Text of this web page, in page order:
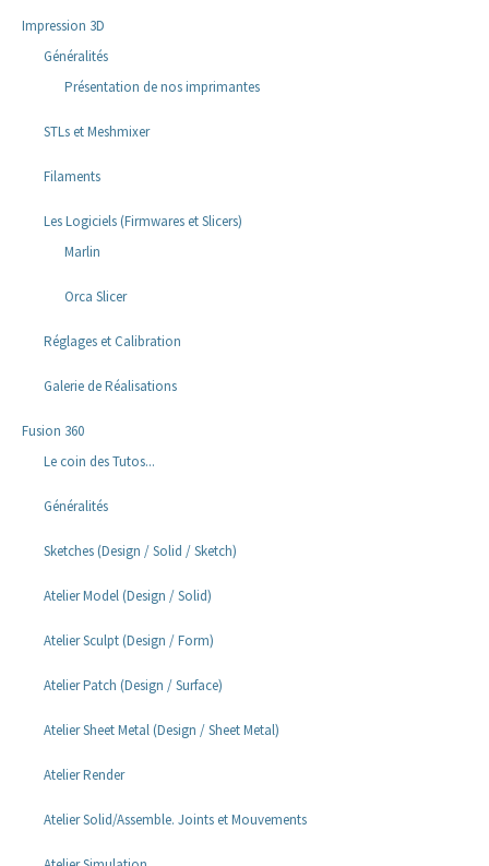
Impression 3D
Généralités
Présentation de nos imprimantes
STLs et Meshmixer
Filaments
Les Logiciels (Firmwares et Slicers)
Marlin
Orca Slicer
Réglages et Calibration
Galerie de Réalisations
Fusion 360
Le coin des Tutos...
Généralités
Sketches (Design / Solid / Sketch)
Atelier Model (Design / Solid)
Atelier Sculpt (Design / Form)
Atelier Patch (Design / Surface)
Atelier Sheet Metal (Design / Sheet Metal)
Atelier Render
Atelier Solid/Assemble. Joints et Mouvements